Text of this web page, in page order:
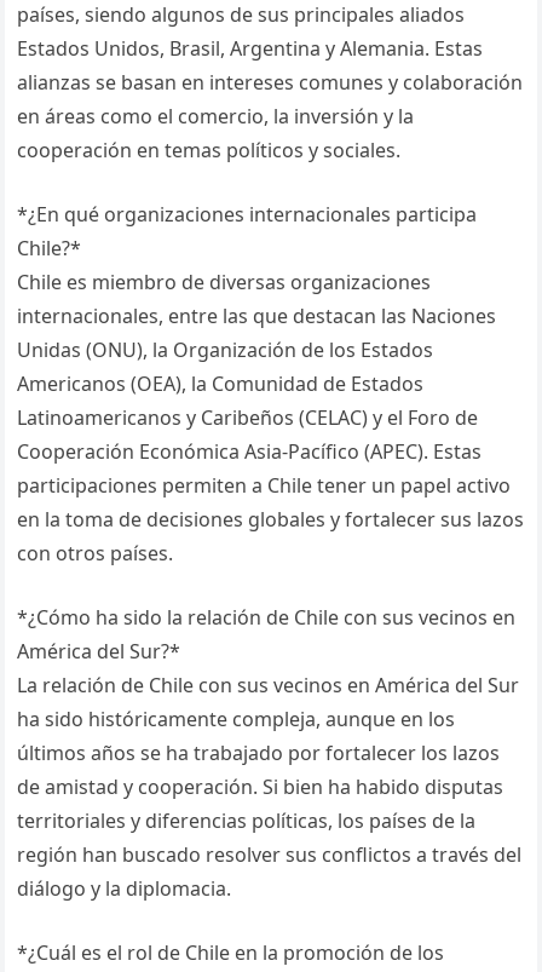
países, siendo algunos de sus principales aliados
Estados Unidos, Brasil, Argentina y Alemania. Estas
alianzas se basan en intereses comunes y colaboración
en áreas como el comercio, la inversión y la
cooperación en temas políticos y sociales.
*¿En qué organizaciones internacionales participa
Chile?*
Chile es miembro de diversas organizaciones
internacionales, entre las que destacan las Naciones
Unidas (ONU), la Organización de los Estados
Americanos (OEA), la Comunidad de Estados
Latinoamericanos y Caribeños (CELAC) y el Foro de
Cooperación Económica Asia-Pacífico (APEC). Estas
participaciones permiten a Chile tener un papel activo
en la toma de decisiones globales y fortalecer sus lazos
con otros países.
*¿Cómo ha sido la relación de Chile con sus vecinos en
América del Sur?*
La relación de Chile con sus vecinos en América del Sur
ha sido históricamente compleja, aunque en los
últimos años se ha trabajado por fortalecer los lazos
de amistad y cooperación. Si bien ha habido disputas
territoriales y diferencias políticas, los países de la
región han buscado resolver sus conflictos a través del
diálogo y la diplomacia.
*¿Cuál es el rol de Chile en la promoción de los